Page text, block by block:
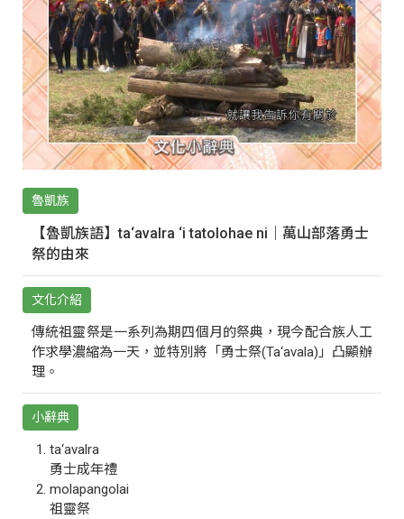
魯凱族
【魯凱族語】ta‘avalra ‘i tatolohae ni｜萬山部落勇士
祭的由來
文化介紹
傳統祖靈祭是一系列為期四個月的祭典，現今配合族人工
作求學濃縮為一天，並特別將「勇士祭(Ta‘avala)」凸顯辦
理。
小辭典
ta‘avalra
勇士成年禮
molapangolai
祖靈祭